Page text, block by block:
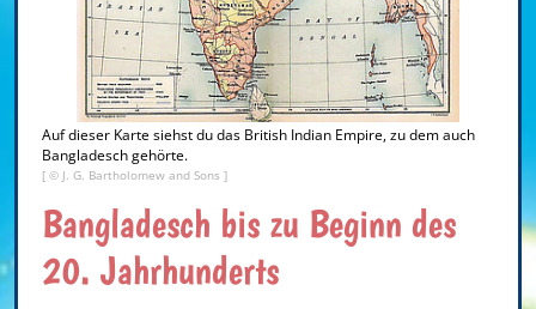
Auf dieser Karte siehst du das British Indian Empire, zu dem auch
Bangladesch gehörte.
[ © J. G. Bartholomew and Sons ]
Bangladesch bis zu Beginn des
20. Jahrhunderts